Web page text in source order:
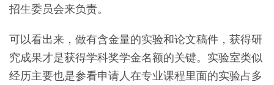
招生委员会来负责。
可以看出来，做有含金量的实验和论文稿件，获得研
究成果才是获得学科奖学金名额的关键。实验室类似
经历主要也是参看申请人在专业课程里面的实验占多